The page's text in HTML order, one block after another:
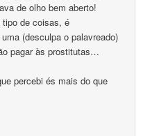
de olho bem aberto!
de coisas, é
(desculpa o palavreado)
pagar às prostitutas…
percebi és mais do que